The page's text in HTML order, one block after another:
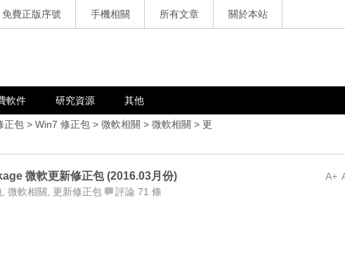
免費正版序號 手機相關 所有文章 關於本站
軟件 研究資源 其他
正包 > Win7 修正包 > 微軟相關 > 微軟相關 > 更
A+
微軟更新修正包 (2016.03月份)
微軟相關 更新修正包 評論 71 條